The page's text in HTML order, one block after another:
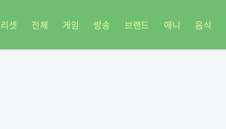
셋 전체 게임 방송 브랜드 애니 음식